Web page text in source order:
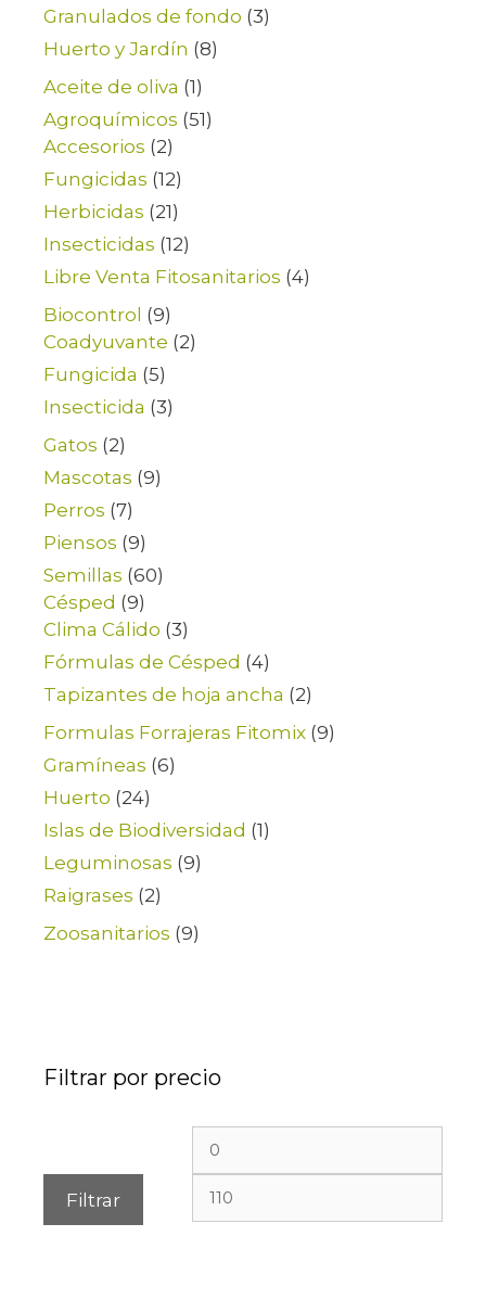
Granulados de fondo (3)
Huerto y Jardín (8)
Aceite de oliva (1)
Agroquímicos (51)
Accesorios (2)
Fungicidas (12)
Herbicidas (21)
Insecticidas (12)
Libre Venta Fitosanitarios (4)
Biocontrol (9)
Coadyuvante (2)
Fungicida (5)
Insecticida (3)
Gatos (2)
Mascotas (9)
Perros (7)
Piensos (9)
Semillas (60)
Césped (9)
Clima Cálido (3)
Fórmulas de Césped (4)
Tapizantes de hoja ancha (2)
Formulas Forrajeras Fitomix (9)
Gramíneas (6)
Huerto (24)
Islas de Biodiversidad (1)
Leguminosas (9)
Raigrases (2)
Zoosanitarios (9)
Filtrar por precio
Filtrar